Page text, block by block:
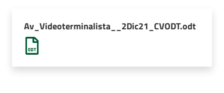
Av_Videoterminalista__2Dic21_CVODT.odt